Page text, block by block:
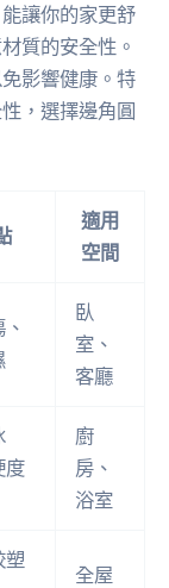
讓你的家更舒
質的安全性。
影響健康。特
，選擇邊角圓
適用
空間
臥
室、
客廳
度
廚
房、
浴室
塑
全屋